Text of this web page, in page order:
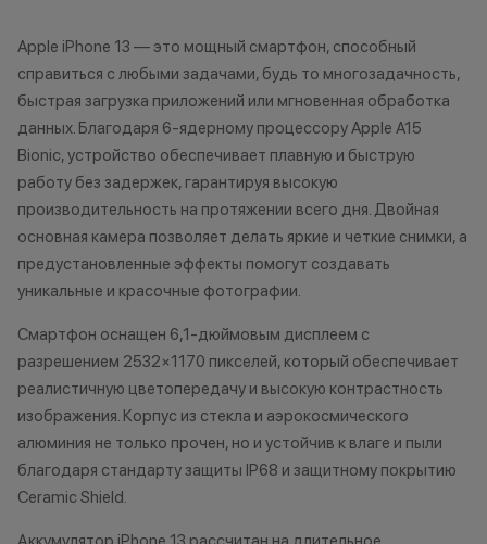
Как можно использовать
баллы
Бонусными баллами можно
оплатить:
до 20% от чека — на аксессуары;
до 10% от чека — на
оригинальную продукцию Dyson и
Xiaomi.
продукцию Apple;
до 2% от чека — на новые iPhone;
Статусы программы
лояльности
характер.
•Организатор
право
договора
•Организатор
усмотрение
Apple iPhone 13 — это мощный смартфон, способный
справиться с любыми задачами, будь то многозадачность,
быстрая загрузка приложений или мгновенная обработка
данных. Благодаря 6-ядерному процессору Apple A15
Bionic, устройство обеспечивает плавную и быструю
работу без задержек, гарантируя высокую
производительность на протяжении всего дня. Двойная
основная камера позволяет делать яркие и четкие снимки, а
предустановленные эффекты помогут создавать
уникальные и красочные фотографии.
Смартфон оснащен 6,1-дюймовым дисплеем с
разрешением 2532×1170 пикселей, который обеспечивает
реалистичную цветопередачу и высокую контрастность
изображения. Корпус из стекла и аэрокосмического
алюминия не только прочен, но и устойчив к влаге и пыли
благодаря стандарту защиты IP68 и защитному покрытию
Ceramic Shield.